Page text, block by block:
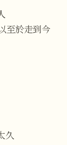
至於走到今
久